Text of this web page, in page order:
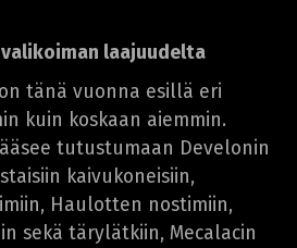
laajuudelta
tänä vuonna esillä eri
kuin koskaan aiemmin.
tutustumaan Develonin
kaivukoneisiin,
Haulotten nostimiin,
sekä tärylätkiin, Mecalacin